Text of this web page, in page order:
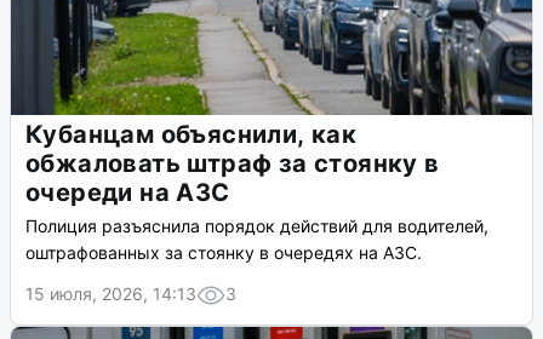
Кубанцам объяснили, как
обжаловать штраф за стоянку в
очереди на АЗС
Полиция разъяснила порядок действий для водителей,
оштрафованных за стоянку в очередях на АЗС.
15 июля, 2026, 14:13
3